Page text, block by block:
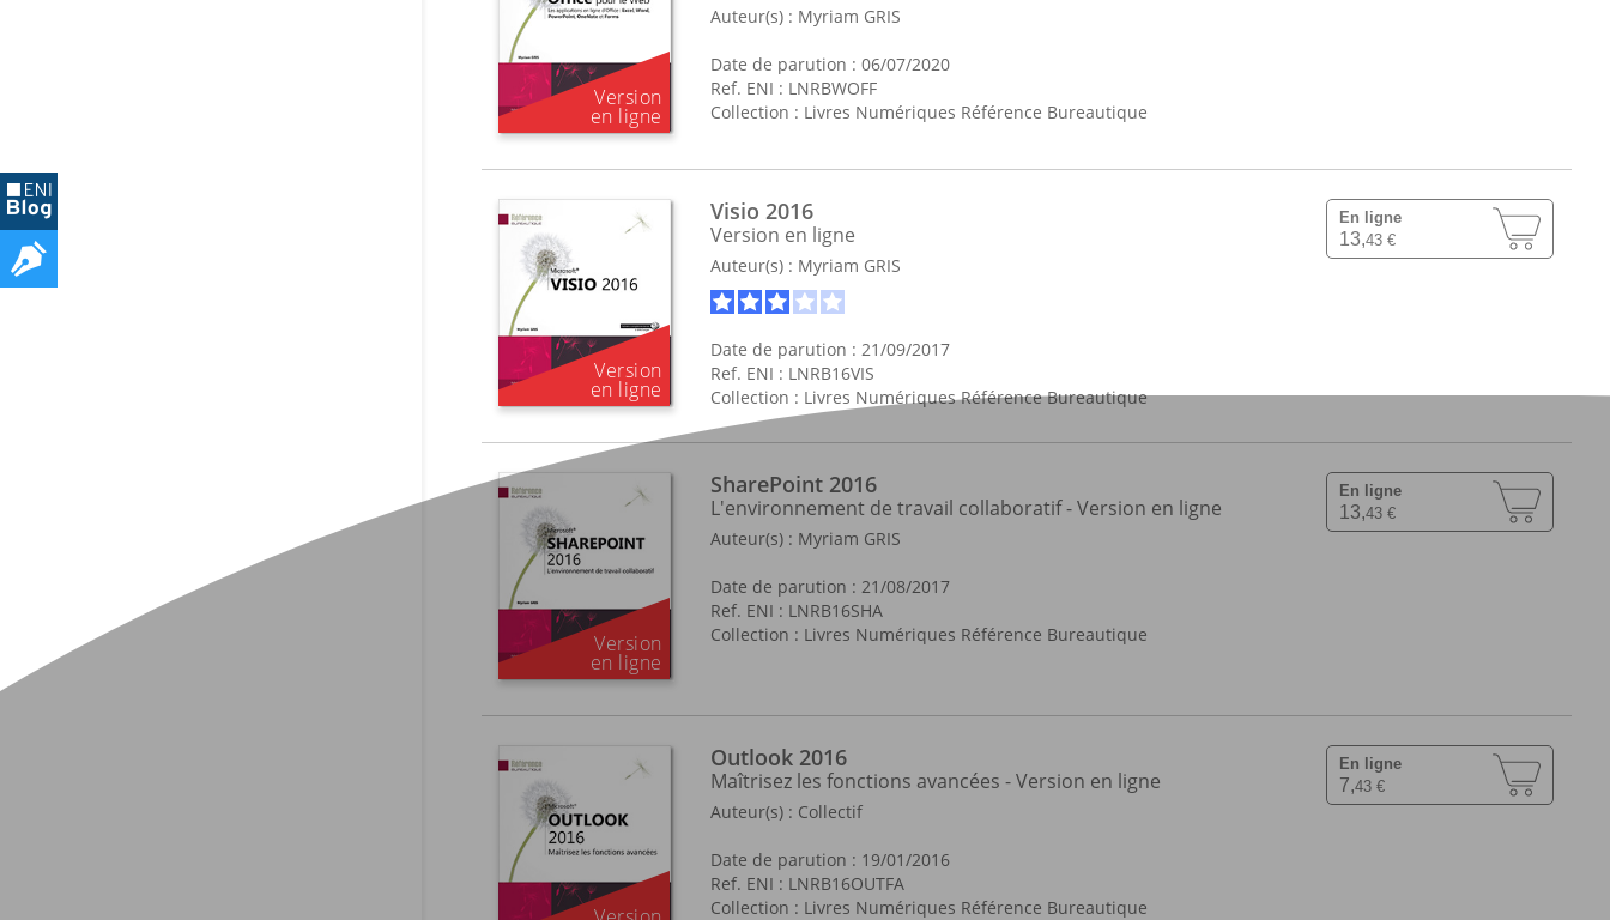
Auteur(s) : Myriam GRIS
Date de parution : 06/07/2020
Ref. ENI : LNRBWOFF
Collection : Livres Numériques Référence Bureautique
Visio 2016
Version en ligne
Auteur(s) : Myriam GRIS
Date de parution : 21/09/2017
Ref. ENI : LNRB16VIS
Collection : Livres Numériques Référence Bureautique
En ligne
13,43 €
SharePoint 2016
L'environnement de travail collaboratif - Version en ligne
Auteur(s) : Myriam GRIS
Date de parution : 21/08/2017
Ref. ENI : LNRB16SHA
Collection : Livres Numériques Référence Bureautique
En ligne
13,43 €
Outlook 2016
Maîtrisez les fonctions avancées - Version en ligne
Auteur(s) : Collectif
Date de parution : 19/01/2016
Ref. ENI : LNRB16OUTFA
Collection : Livres Numériques Référence Bureautique
En ligne
7,43 €